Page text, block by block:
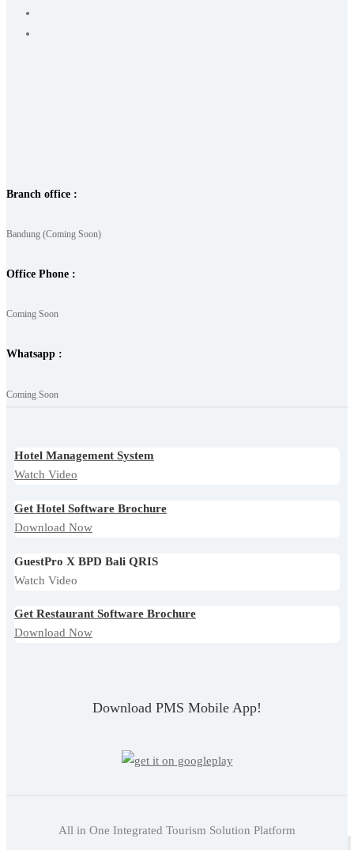
Branch office :
Bandung (Coming Soon)
Office Phone :
Coming Soon
Whatsapp :
Coming Soon
Hotel Management System
Watch Video
Get Hotel Software Brochure
Download Now
GuestPro X BPD Bali QRIS
Watch Video
Get Restaurant Software Brochure
Download Now
Download PMS Mobile App!
All in One Integrated Tourism Solution Platform